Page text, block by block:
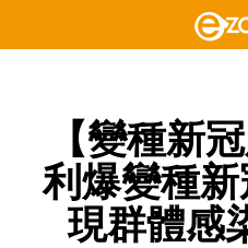
【變種新
利爆變種
現群體感